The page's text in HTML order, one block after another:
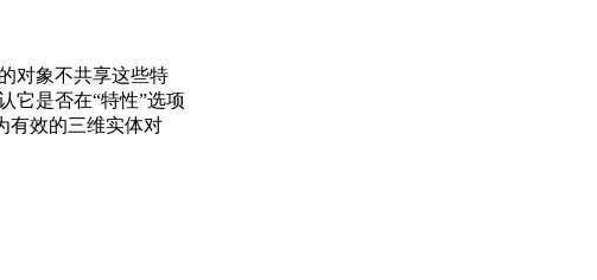
对象不共享这些特
它是否在“特性”选项
有效的三维实体对